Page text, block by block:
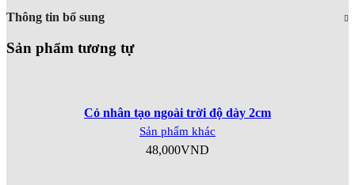
Thông tin bổ sung
Sản phẩm tương tự
Cỏ nhân tạo ngoài trời độ dày 2cm
Sản phẩm khác
48,000VND